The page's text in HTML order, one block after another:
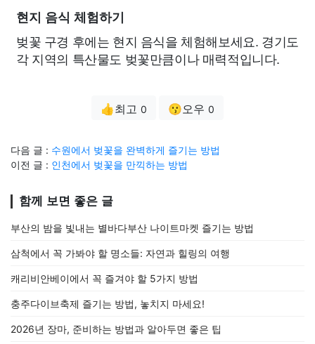
현지 음식 체험하기
벚꽃 구경 후에는 현지 음식을 체험해보세요. 경기도
각 지역의 특산물도 벚꽃만큼이나 매력적입니다.
👍최고 0 😗오우 0
다음 글 : 수원에서 벚꽃을 완벽하게 즐기는 방법
이전 글 : 인천에서 벚꽃을 만끽하는 방법
함께 보면 좋은 글
부산의 밤을 빛내는 별바다부산 나이트마켓 즐기는 방법
삼척에서 꼭 가봐야 할 명소들: 자연과 힐링의 여행
캐리비안베이에서 꼭 즐겨야 할 5가지 방법
충주다이브축제 즐기는 방법, 놓치지 마세요!
2026년 장마, 준비하는 방법과 알아두면 좋은 팁